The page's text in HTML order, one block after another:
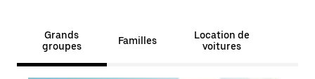
Grands
groupes
Familles
Location de
voitures